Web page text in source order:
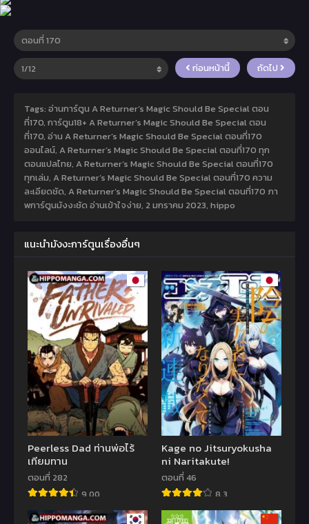
ก่อนหน้านี้ ถัดไป
Tags: อ่านการ์ตูน A Returner’s Magic Should Be Special ตอน
ที่170, การ์ตูน18+ A Returner’s Magic Should Be Special ตอน
ที่170, อ่าน A Returner’s Magic Should Be Special ตอนที่170
ออนไลน์, A Returner’s Magic Should Be Special ตอนที่170 ทุก
ตอนแปลไทย, A Returner’s Magic Should Be Special ตอนที่170
ทุกเล่ม, A Returner’s Magic Should Be Special ตอนที่170 ความ
ละเอียดชัด, A Returner’s Magic Should Be Special ตอนที่170 ภา
พการ์ตูนมังงะชัด อ่านเข้าใจง่าย, 2 มกราคม 2023, hippo
แนะนำมังงะการ์ตูนเรื่องอื่นๆ
Peerless Dad ท่านพ่อไร้
เทียมทาน
ตอนที่ 282
9.00
Kage no Jitsuryokusha
ni Naritakute!
ตอนที่ 46
8.3